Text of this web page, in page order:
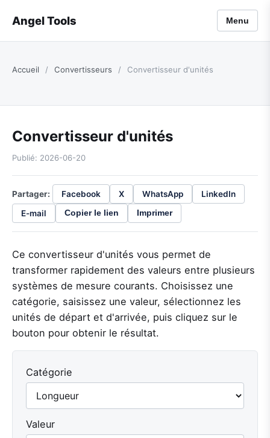
Angel Tools Menu
Accueil / Convertisseurs / Convertisseur d'unités
Convertisseur d'unités
Publié: 2026-06-20
Partager: Facebook X WhatsApp
LinkedIn
E-mail
Copier le lien Imprimer
Ce convertisseur d'unités vous permet de
transformer rapidement des valeurs entre plusieurs
systèmes de mesure courants. Choisissez une
catégorie, saisissez une valeur, sélectionnez les
unités de départ et d'arrivée, puis cliquez sur le
bouton pour obtenir le résultat.
Catégorie
Valeur